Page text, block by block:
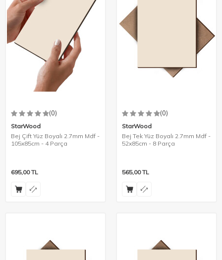
(0)
StarWood
Bej Çift Yüz Boyalı 2.7mm Mdf -
105x85cm - 4 Parça
695,00TL
(0)
StarWood
Bej Tek Yüz Boyalı 2.7mm Mdf -
52x85cm - 8 Parça
565,00TL